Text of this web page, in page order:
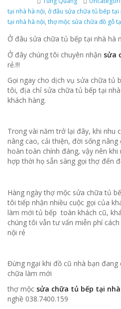
tại nhà hà nội, ở đâu sửa chữa tủ bếp tại
tại nhà hà nội, thợ mộc sửa chữa đồ gỗ
Ở đâu sửa chữa tủ bếp tại nhà hà
Ở đây chúng tôi chuyên nhận sửa
rẻ.!!!
Gọi ngay cho dịch vụ sửa chữa tủ
tôi, địa chỉ sửa chữa tủ bếp tại
khách hàng.
Trong vài năm trở lại đây, khi nhu
nâng cao, cải thiện, đời sống
hoàn toàn chính đáng, vậy nên
hợp thời họ sẵn sàng gọi thợ đến
Hàng ngày thợ mộc sửa chữa tủ
tôi tiếp nhận nhiều cuộc gọi của
làm mới tủ bếp toàn khách cũ,
chúng tôi vẫn tư vấn miễn phí
nội rẻ
Đừng ngại khi đồ cũ nhà bạn đang
chữa làm mới
thợ mộc sửa chữa tủ bếp tại
nghề 038.7400.159